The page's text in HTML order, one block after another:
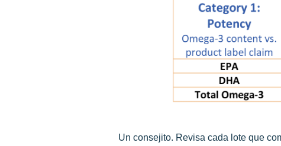
Un consejito. Revisa cada lote que